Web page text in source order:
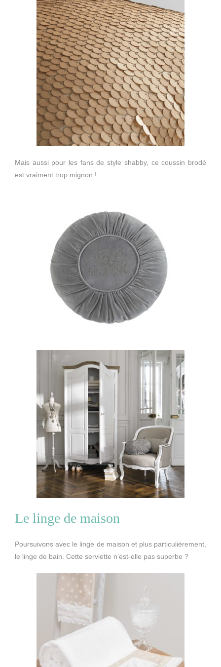
Mais aussi pour les fans de style shabby, ce coussin brodé
est vraiment trop mignon !
Le linge de maison
Poursuivons avec le linge de maison et plus particulièrement,
le linge de bain. Cette serviette n’est-elle pas superbe ?